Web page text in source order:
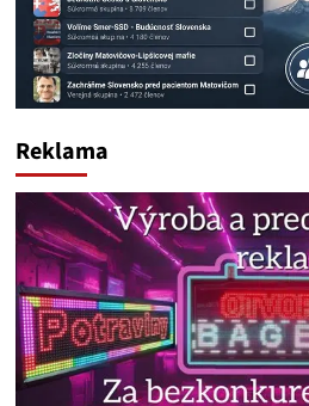
Reklama